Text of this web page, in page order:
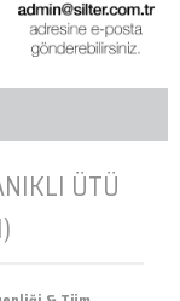
ÜTÜ